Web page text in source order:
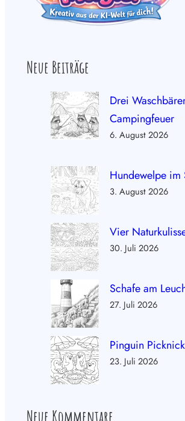
Neue Beiträge
Drei
Campingfeuer
6. August 2026
Hundewelpe im
3. August 2026
Vier
30. Juli 2026
Schafe am
27. Juli 2026
Pinguin
23. Juli 2026
Neue Kommentare